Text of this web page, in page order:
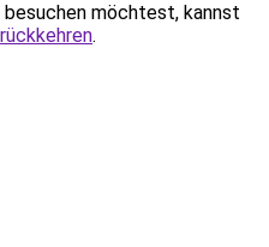
möchtest, kannst
.